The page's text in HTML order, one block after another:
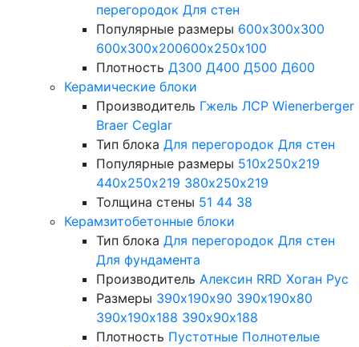
перегородок Для стен
Популярные размеры 600х300х300
600х300х200600х250х100
Плотность Д300 Д400 Д500 Д600
Керамические блоки
Производитель Гжель ЛСР Wienerberger
Braer Ceglar
Тип блока Для перегородок Для стен
Популярные размеры 510х250х219
440х250х219 380х250х219
Толщина стены 51 44 38
Керамзитобетонные блоки
Тип блока Для перегородок Для стен
Для фундамента
Производитель Алексин RRD Хоган Рус
Размеры 390х190х90 390х190х80
390х190х188 390х90х188
Плотность Пустотные Полнотелые